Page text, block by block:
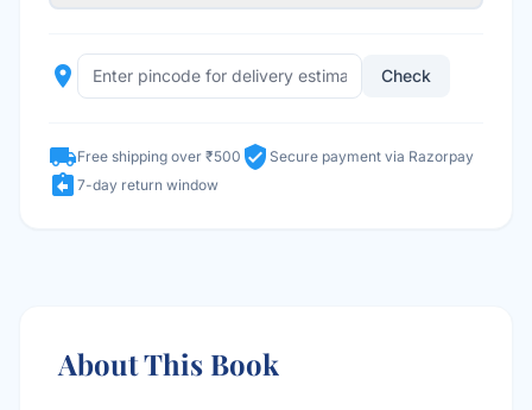
place Check
local_shippingFree shipping over ₹500 verified_user Secure payment via Razorpay
assignment_return 7-day return window
About This Book